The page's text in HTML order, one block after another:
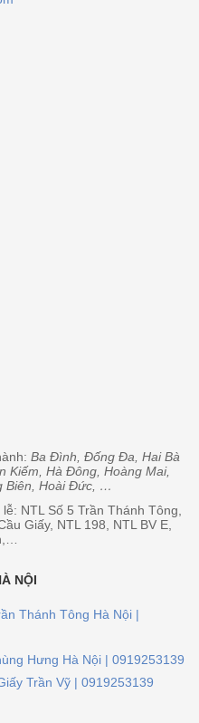
Ba Đình, Đống Đa, Hai Bà
Kiếm, Hà Đông, Hoàng Mai,
Biên, Hoài Đức, …
NTL Số 5 Trần Thánh Tông,
Giấy, NTL 198, NTL BV E,
NỘI
Thánh Tông Hà Nội |
Hưng Hà Nội | 0919253139
Trần Vỹ | 0919253139